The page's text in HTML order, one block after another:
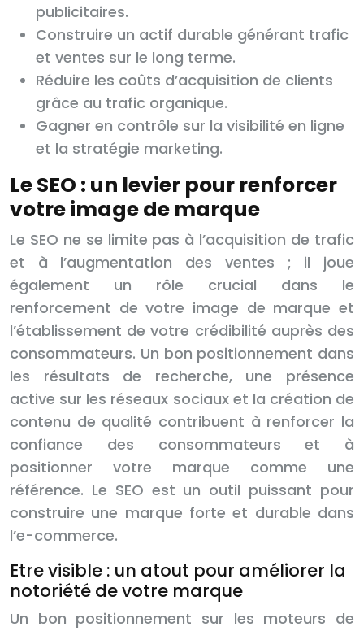
publicitaires.
Construire un actif durable générant trafic
et ventes sur le long terme.
Réduire les coûts d’acquisition de clients
grâce au trafic organique.
Gagner en contrôle sur la visibilité en ligne
et la stratégie marketing.
Le SEO : un levier pour renforcer
votre image de marque
Le SEO ne se limite pas à l’acquisition de trafic
et à l’augmentation des ventes ; il joue
également un rôle crucial dans le
renforcement de votre image de marque et
l’établissement de votre crédibilité auprès des
consommateurs. Un bon positionnement dans
les résultats de recherche, une présence
active sur les réseaux sociaux et la création de
contenu de qualité contribuent à renforcer la
confiance des consommateurs et à
positionner votre marque comme une
référence. Le SEO est un outil puissant pour
construire une marque forte et durable dans
l’e-commerce.
Etre visible : un atout pour améliorer la
notoriété de votre marque
Un bon positionnement sur les moteurs de